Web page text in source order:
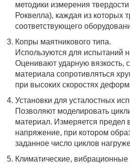
методики измерения
Роквелла), каждая из которых
соответствующего
Копры маятникового типа.
Используются для испытаний
Оценивают ударную вязкость,
материала сопротивляться
при высоких скоростях
Установки для усталостных
Позволяют моделировать
материал. Измеряется
напряжение, при котором
заданное число циклов
Климатические,